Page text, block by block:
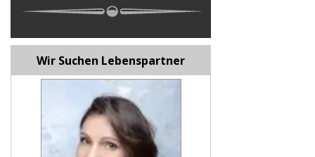
Wir Suchen Lebenspartner